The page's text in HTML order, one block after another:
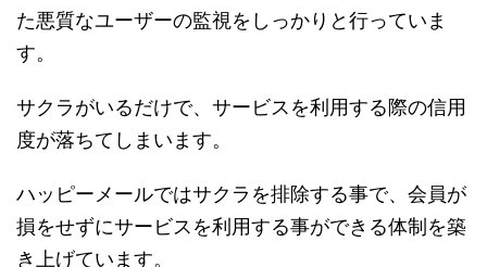
た悪質なユーザーの監視をしっかりと行っていま
す。
サクラがいるだけで、サービスを利用する際の信用
度が落ちてしまいます。
ハッピーメールではサクラを排除する事で、会員が
損をせずにサービスを利用する事ができる体制を築
き上げています。